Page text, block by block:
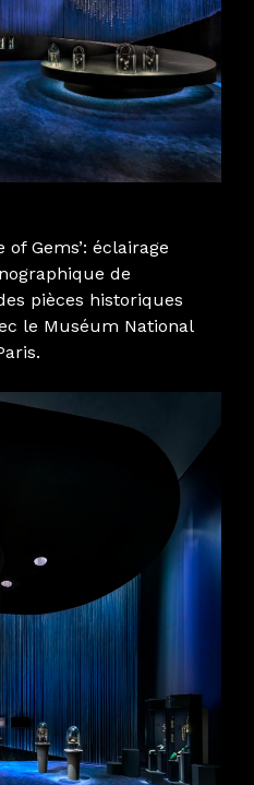
of Gems’: éclairage
de
pièces historiques
le Muséum National